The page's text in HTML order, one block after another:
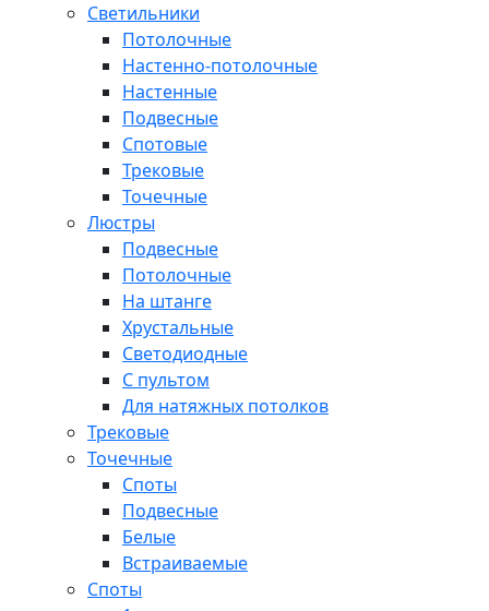
Светильники
Потолочные
Настенно-потолочные
Настенные
Подвесные
Спотовые
Трековые
Точечные
Люстры
Подвесные
Потолочные
На штанге
Хрустальные
Светодиодные
С пультом
Для натяжных потолков
Трековые
Точечные
Споты
Подвесные
Белые
Встраиваемые
Споты